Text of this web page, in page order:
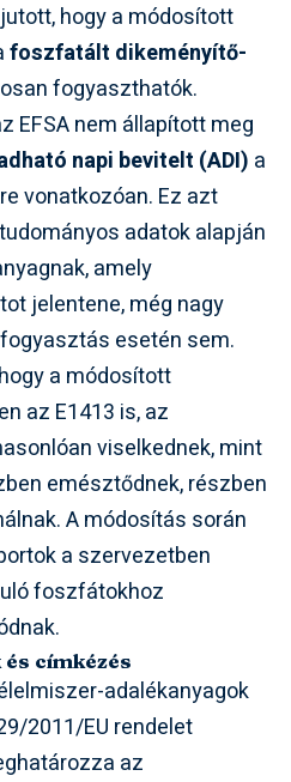
hogy a módosított
foszfatált dikeményítő-
fogyaszthatók.
EFSA nem állapított meg
napi bevitelt (ADI) a
vonatkozóan. Ez azt
adatok alapján
amely
jelentene, még nagy
esetén sem.
a módosított
az E1413 is, az
viselkednek, mint
emésztődnek, részben
A módosítás során
a szervezetben
foszfátokhoz
címkézés
adalékanyagok
2011/EU rendelet
az